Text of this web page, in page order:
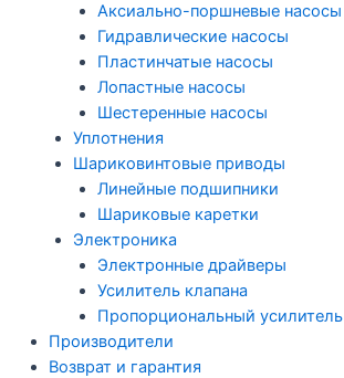
Аксиально-поршневые насосы
Гидравлические насосы
Пластинчатые насосы
Лопастные насосы
Шестеренные насосы
Уплотнения
Шариковинтовые приводы
Линейные подшипники
Шариковые каретки
Электроника
Электронные драйверы
Усилитель клапана
Пропорциональный усилитель
Производители
Возврат и гарантия